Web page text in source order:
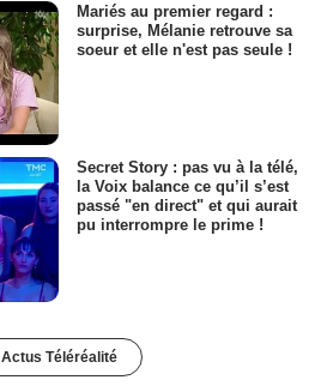
Mariés au premier regard :
surprise, Mélanie retrouve sa
soeur et elle n'est pas seule !
Secret Story : pas vu à la télé,
la Voix balance ce qu’il s’est
passé "en direct" et qui aurait
pu interrompre le prime !
Actus Téléréalité